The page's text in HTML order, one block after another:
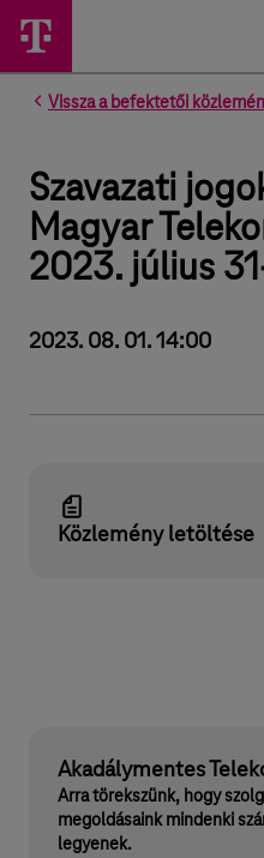
Vissza a befektetői
Szavazati
Magyar
2023. július
2023. 08. 01. 14:00
Közlemény letöltése
Akadálymentes
Arra törekszünk, hogy
megoldásaink mindenki
legyenek.